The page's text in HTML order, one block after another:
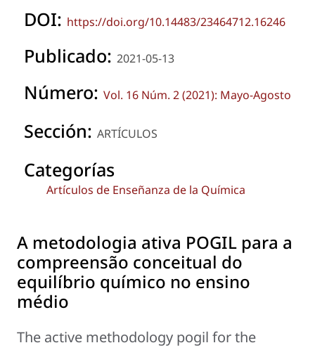
DOI: https://doi.org/10.14483/23464712.16246
Publicado: 2021-05-13
Número: Vol. 16 Núm. 2 (2021): Mayo-Agosto
Sección: ARTÍCULOS
Categorías
Artículos de Enseñanza de la Química
A metodologia ativa POGIL para a
compreensão conceitual do
equilíbrio químico no ensino
médio
The active methodology pogil for the